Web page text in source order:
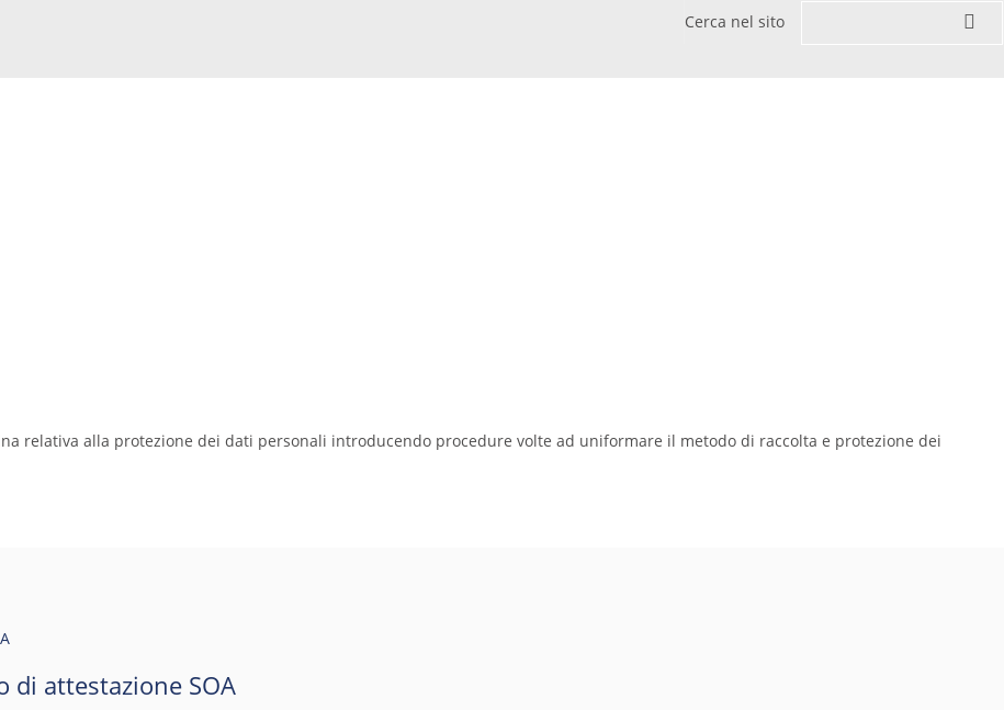
Cerca nel sito
relativa alla protezione dei dati personali introducendo procedure volte ad uniformare il metodo di raccolta e protezione dei
di attestazione SOA